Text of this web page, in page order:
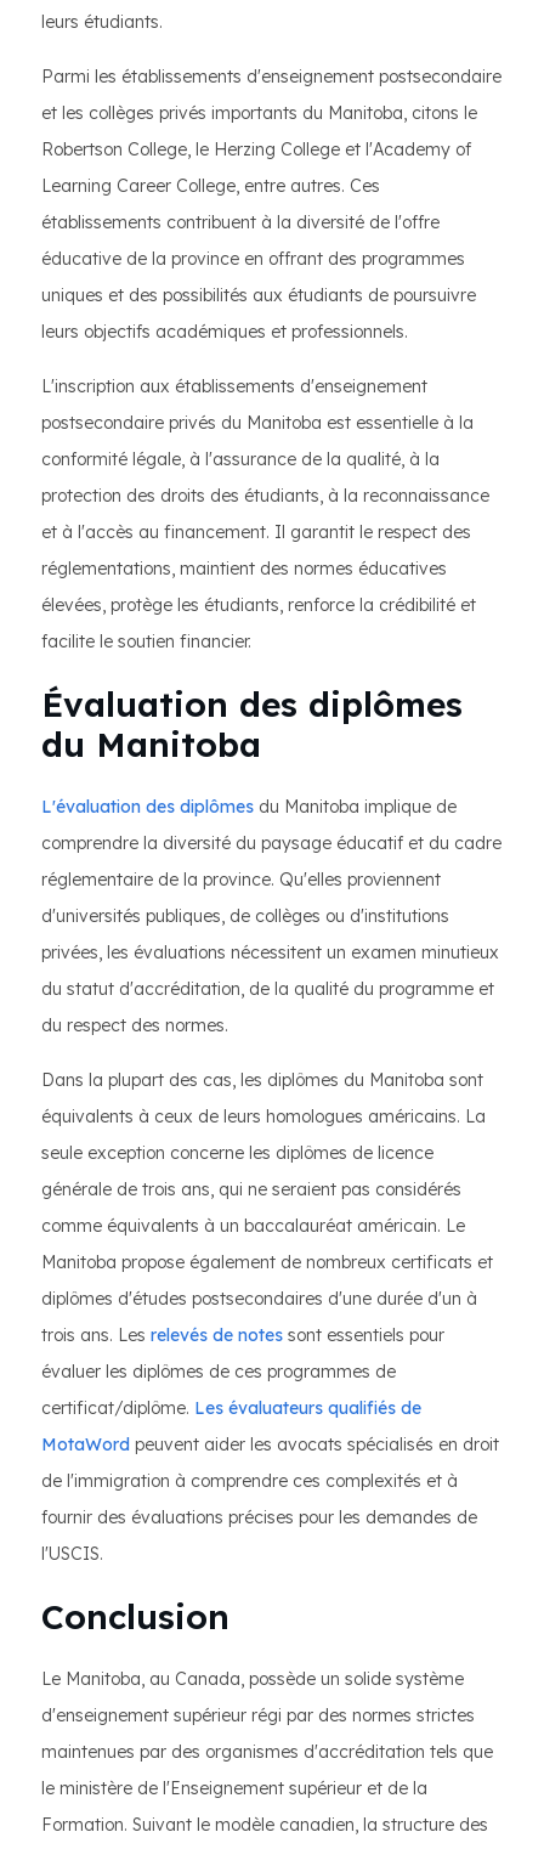
leurs étudiants.
Parmi les établissements d'enseignement postsecondaire
et les collèges privés importants du Manitoba, citons le
Robertson College, le Herzing College et l'Academy of
Learning Career College, entre autres. Ces
établissements contribuent à la diversité de l'offre
éducative de la province en offrant des programmes
uniques et des possibilités aux étudiants de poursuivre
leurs objectifs académiques et professionnels.
L'inscription aux établissements d'enseignement
postsecondaire privés du Manitoba est essentielle à la
conformité légale, à l'assurance de la qualité, à la
protection des droits des étudiants, à la reconnaissance
et à l'accès au financement. Il garantit le respect des
réglementations, maintient des normes éducatives
élevées, protège les étudiants, renforce la crédibilité et
facilite le soutien financier.
Évaluation des diplômes
du Manitoba
L'évaluation des diplômes du Manitoba implique de
comprendre la diversité du paysage éducatif et du cadre
réglementaire de la province. Qu'elles proviennent
d'universités publiques, de collèges ou d'institutions
privées, les évaluations nécessitent un examen minutieux
du statut d'accréditation, de la qualité du programme et
du respect des normes.
Dans la plupart des cas, les diplômes du Manitoba sont
équivalents à ceux de leurs homologues américains. La
seule exception concerne les diplômes de licence
générale de trois ans, qui ne seraient pas considérés
comme équivalents à un baccalauréat américain. Le
Manitoba propose également de nombreux certificats et
diplômes d'études postsecondaires d'une durée d'un à
trois ans. Les relevés de notes sont essentiels pour
évaluer les diplômes de ces programmes de
certificat/diplôme. Les évaluateurs qualifiés de
MotaWord peuvent aider les avocats spécialisés en droit
de l'immigration à comprendre ces complexités et à
fournir des évaluations précises pour les demandes de
l'USCIS.
Conclusion
Le Manitoba, au Canada, possède un solide système
d'enseignement supérieur régi par des normes strictes
maintenues par des organismes d'accréditation tels que
le ministère de l'Enseignement supérieur et de la
Formation. Suivant le modèle canadien, la structure des